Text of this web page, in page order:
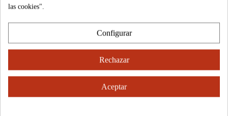
El Sabor del campo a casa en un click
INFORMACIÓN
Cónocenos
Cestas de regalo
Calidad
Formas de pago
Contáctenos
las cookies".
Configurar
Rechazar
Aceptar